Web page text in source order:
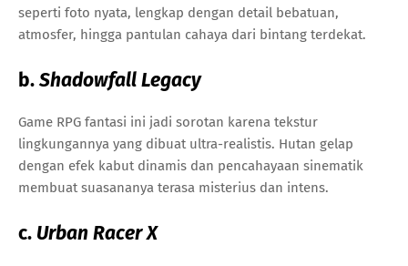
seperti foto nyata, lengkap dengan detail bebatuan,
atmosfer, hingga pantulan cahaya dari bintang terdekat.
b.Shadowfall Legacy
Game RPG fantasi ini jadi sorotan karena tekstur
lingkungannya yang dibuat ultra-realistis. Hutan gelap
dengan efek kabut dinamis dan pencahayaan sinematik
membuat suasananya terasa misterius dan intens.
c. Urban Racer X